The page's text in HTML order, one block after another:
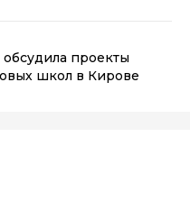
проекты
школ в Кирове